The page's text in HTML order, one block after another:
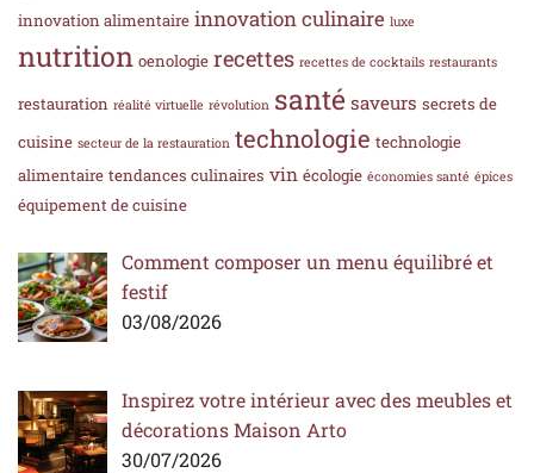
innovation alimentaire innovation culinaire luxe
nutrition oenologie recettes recettes de cocktails restaurants
restauration réalité virtuelle révolution santé saveurs secrets de
cuisine secteur de la restauration technologie technologie
alimentaire tendances culinaires vin écologie économies santé épices
équipement de cuisine
Comment composer un menu équilibré et
festif
03/08/2026
Inspirez votre intérieur avec des meubles et
décorations Maison Arto
30/07/2026